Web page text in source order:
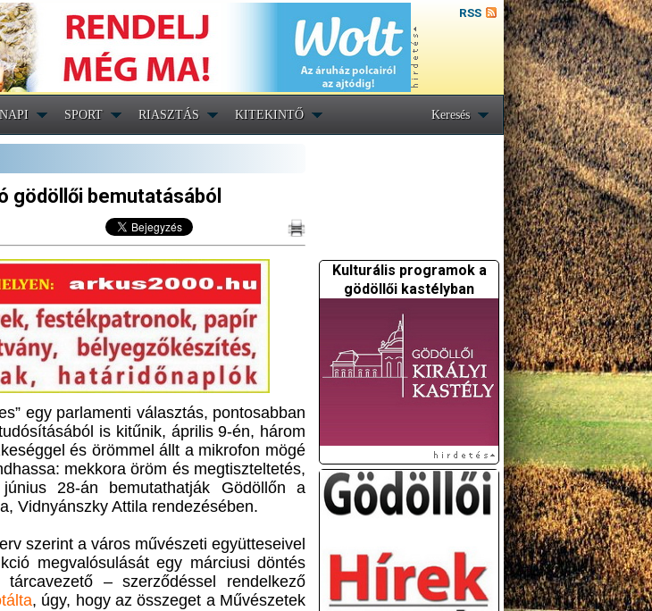
RSS
SPORT RIASZTÁS KITEKINTŐ Keresés
gödöllői bemutatásából
egy parlamenti választás, pontosabban
is kitűnik, április 9-én, három
és örömmel állt a mikrofon mögé
mekkora öröm és megtiszteltetés,
28-án bemutathatják Gödöllőn a
Vidnyánszky Attila rendezésében.
szerint a város művészeti együtteseivel
megvalósulását egy márciusi döntés
– szerződéssel rendelkező
, úgy, hogy az összeget a Művészetek
Kulturális programok a
gödöllői kastélyban